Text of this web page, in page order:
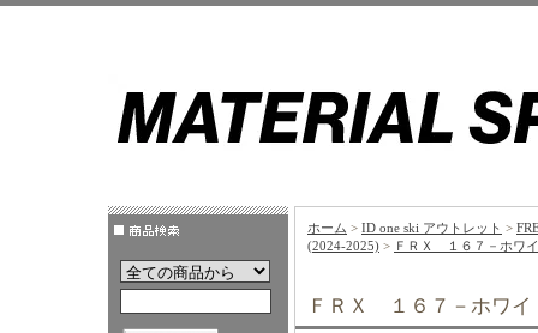
ホーム > ID one ski アウトレット >
(2024-2025) > ＦＲＸ １６７－ホワ
ＦＲＸ １６７－ホワ